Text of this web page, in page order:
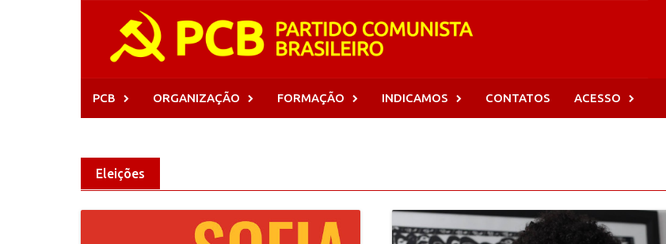
PCB ORGANIZAÇÃO FORMAÇÃO INDICAMOS CONTATOS ACESSO
Eleições